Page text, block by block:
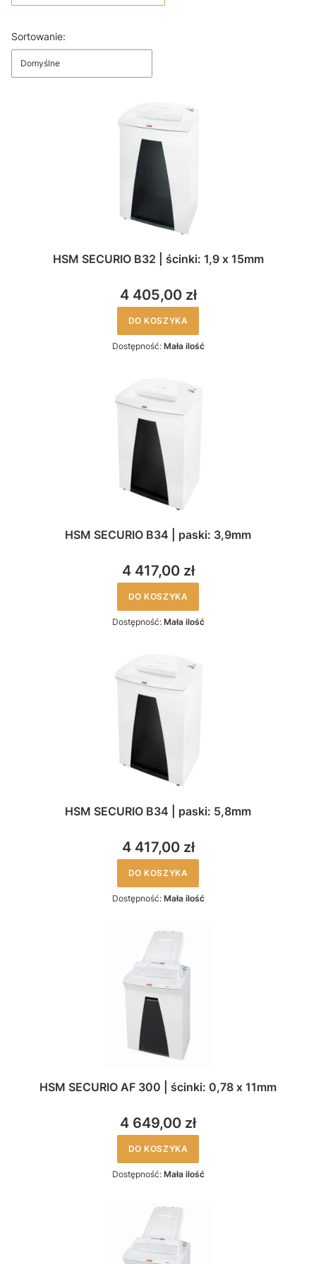
Lista produktów
Sortowanie:
Domyślne
HSM SECURIO B32 | ścinki: 1,9 x 15mm
4 405,00 zł
DO KOSZYKA
Dostępność: Mała ilość
HSM SECURIO B34 | paski: 3,9mm
4 417,00 zł
DO KOSZYKA
Dostępność: Mała ilość
HSM SECURIO B34 | paski: 5,8mm
4 417,00 zł
DO KOSZYKA
Dostępność: Mała ilość
HSM SECURIO AF 300 | ścinki: 0,78 x 11mm
4 649,00 zł
DO KOSZYKA
Dostępność: Mała ilość